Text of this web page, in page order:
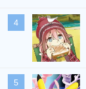
4
5